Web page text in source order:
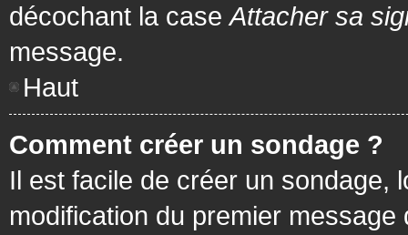
décochant la caseAttacher sa
message.
Haut
Comment créer un sondage ?
Il est facile de créer un sondage,
modification du premier